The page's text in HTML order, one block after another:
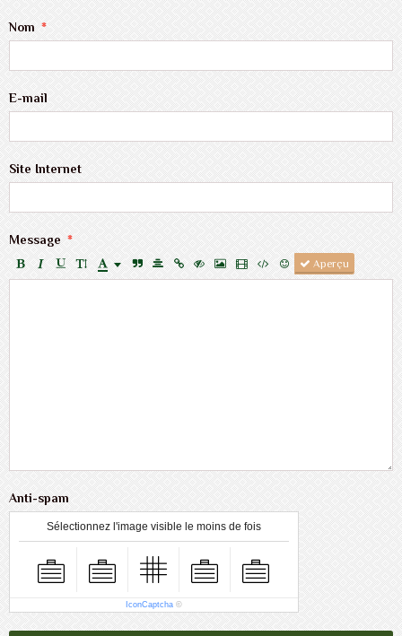
Nom
E-mail
Site Internet
Message
Aperçu
Anti-spam
Sélectionnez l'image visible le moins de fois
IconCaptcha ©